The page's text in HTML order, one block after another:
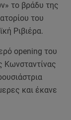
το βράδυ της
του
Ριβιέρα.
opening του
Κωνσταντίνας
και έκανε